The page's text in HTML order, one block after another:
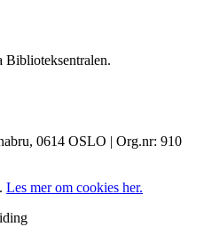
Biblioteksentralen.
0614 OSLO | Org.nr: 910
Les mer om cookies her.